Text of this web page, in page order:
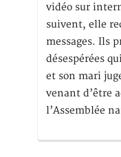
vidéo sur
suivent, elle
messages. Ils
désespérées
et son mari
venant d’être
l’Assemblée